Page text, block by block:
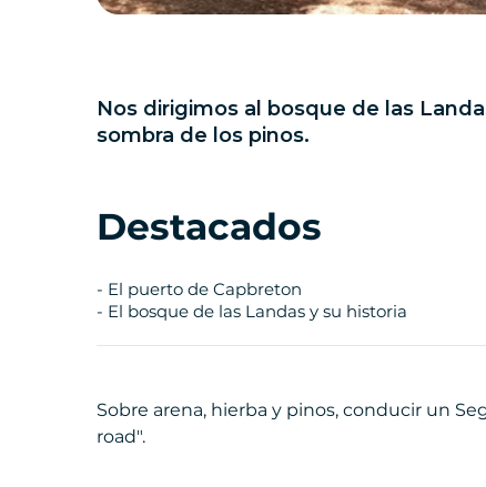
Nos dirigimos al bosque de las
sombra de los pinos.
Destacados
- El puerto de Capbreton
- El bosque de las Landas y su historia
Sobre arena, hierba y pinos, conducir un
road".